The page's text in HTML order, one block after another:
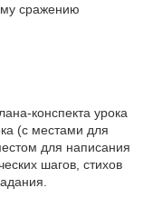
сражению
конспекта урока
(с местами для
для написания
шагов, стихов